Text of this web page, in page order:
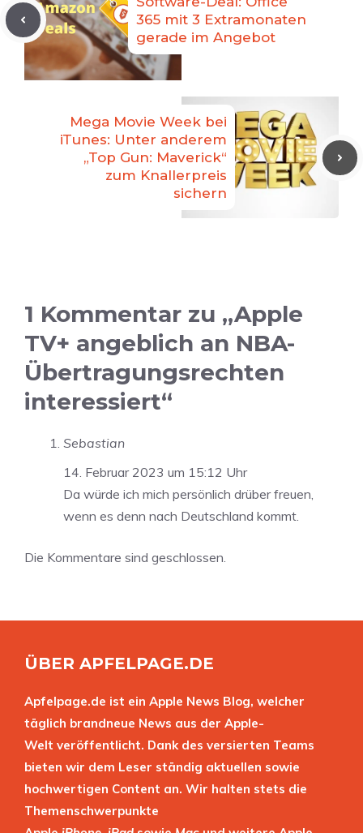
365 mit 3 Extramonaten
gerade im Angebot
Mega Movie Week bei
iTunes: Unter anderem
„Top Gun: Maverick“
zum Knallerpreis
sichern
1 Kommentar zu „Apple
TV+ angeblich an NBA-
Übertragungsrechten
interessiert“
Sebastian
14. Februar 2023 um 15:12 Uhr
Da würde ich mich persönlich drüber freuen,
wenn es denn nach Deutschland kommt.
Die Kommentare sind geschlossen.
ÜBER APFELPAGE.DE
Apfelpage.de ist ein Apple News Blog, welcher
täglich brandneue News aus der Apple-
Welt veröffentlicht. Dank des versierten Teams
bieten wir dem Leser ständig aktuellen sowie
hochwertigen Content an. Wir halten stets die
Themenschwerpunkte